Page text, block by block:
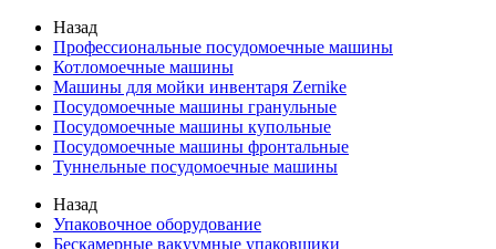
Назад
Профессиональные посудомоечные машины
Котломоечные машины
Машины для мойки инвентаря Zernike
Посудомоечные машины гранульные
Посудомоечные машины купольные
Посудомоечные машины фронтальные
Туннельные посудомоечные машины
Назад
Упаковочное оборудование
Бескамерные вакуумные упаковщики